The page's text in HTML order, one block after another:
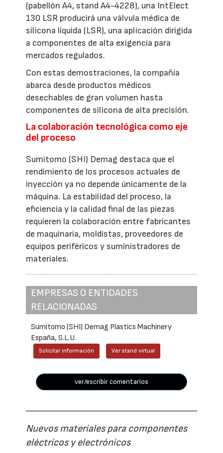
(pabellón A4, stand A4-4228), una IntElect
130 LSR producirá una válvula médica de
silicona líquida (LSR), una aplicación dirigida
a componentes de alta exigencia para
mercados regulados.
Con estas demostraciones, la compañía
abarca desde productos médicos
desechables de gran volumen hasta
componentes de silicona de alta precisión.
La colaboración tecnológica como eje
del proceso
Sumitomo (SHI) Demag destaca que el
rendimiento de los procesos actuales de
inyección ya no depende únicamente de la
máquina. La estabilidad del proceso, la
eficiencia y la calidad final de las piezas
requieren la colaboración entre fabricantes
de maquinaria, moldistas, proveedores de
equipos periféricos y suministradores de
materiales.
EMPRESAS O ENTIDADES
RELACIONADAS
Sumitomo (SHI) Demag Plastics Machinery
España, S.L.U.
Solicitar información Ver stand virtual
ver/escribir comentarios
Nuevos materiales para componentes
eléctricos y electrónicos